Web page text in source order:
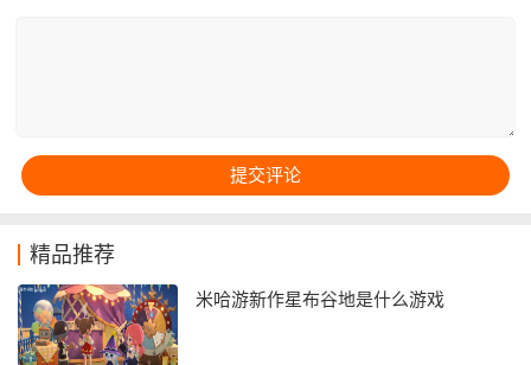
精品推荐
米哈游新作星布谷地是什么游戏